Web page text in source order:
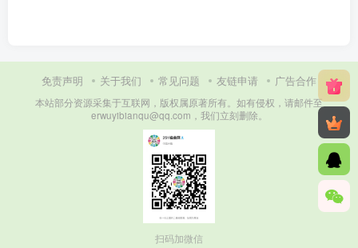
免责声明 关于我们 常见问题 友链申请 广告合作
本站部分资源采集于互联网，版权属原著所有。如有侵权，请邮件至
erwuyibianqu@qq.com，我们立刻删除。
扫码加微信